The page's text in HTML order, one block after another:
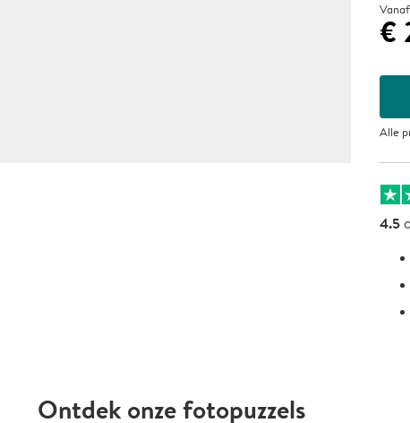
Vanaf
€
Alle
4.5
Ontdek onze fotopuzzels